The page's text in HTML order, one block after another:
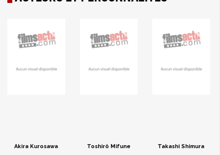
Akira Kurosawa Toshirô Mifune Takashi Shimura